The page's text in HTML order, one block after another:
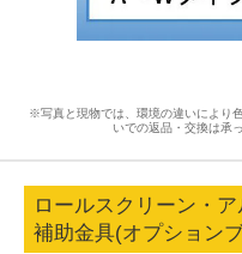
※写真と現物では、環境の違いにより
いでの返品・交換は承
ロールスクリーン
補助金具(オプション